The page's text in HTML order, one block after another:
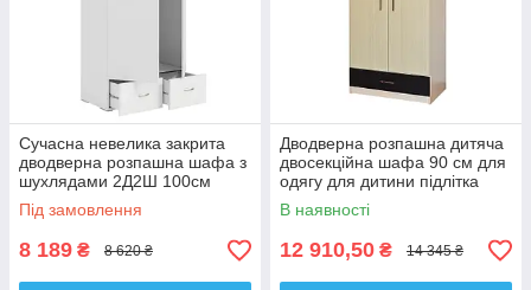
Сучасна невелика закрита
дводверна розпашна шафа з
шухлядами 2Д2Ш 100см
спальню вітальню зал для
одягу Тоскана Київський
Під замовлення
8 189 ₴ 8 620 ₴
Дводверна розпашна дитяча
двосекційна шафа 90 см для
одягу для дитини підлітка
хлопчика Макс Летро
В наявності
12 910,50 ₴ 14 345 ₴